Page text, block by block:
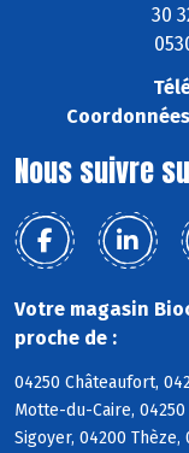
30
Nous suivre
Votre magasin
proche de :
04250 Châteaufort,
Motte-du-Caire,
Sigoyer, 04200 Thèze,